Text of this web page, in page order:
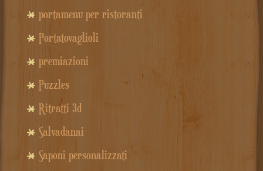
portamenu per ristoranti
Portatovaglioli
premiazioni
Puzzles
Ritratti 3d
Salvadanai
Saponi personalizzati